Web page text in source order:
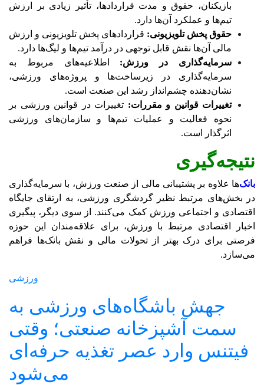
بازیکنان، حقوق و مدت قراردادها، تأثیر زیادی بر ارزش
تیم‌ها و عملکرد آن‌ها دارد.
حقوق پخش تلویزیونی: قراردادهای پخش تلویزیونی و ارزش
مالی آن‌ها نقش قابل توجهی در درآمد تیم‌ها و لیگ‌ها دارد.
سرمایه‌گذاری در ورزش: اطلاعیه‌های مربوط به
سرمایه‌گذاری در زیرساخت‌ها و پروژه‌های ورزشی،
نشان‌دهنده چشم‌انداز رشد این صنعت است.
تغییرات قوانین و مقررات: تغییرات در قوانین ورزشی بر
نحوه فعالیت و عملیات تیم‌ها و سازمان‌های ورزشی
اثرگذار است.
نتیجه‌گیری
بانک‌ها علاوه بر پشتیبانی مالی از صنعت ورزش، با سرمایه‌گذاری
در بخش‌های مرتبط نظیر گردشگری ورزشی، به ارتقای جایگاه
اقتصادی و اجتماعی ورزش کمک می‌کنند. از سوی دیگر، پیگیری
اخبار اقتصادی مرتبط با ورزش، برای علاقه‌مندان این حوزه
فرصتی برای درک بهتر از تحولات مالی و نقش بانک‌ها فراهم
می‌سازد.
ورزشی
جهش باشگاه‌های ورزشی به
سمت آشپزخانه صنعتی؛ وقتی
فیتنس وارد عصر تغذیه حرفه‌ای
می‌شود